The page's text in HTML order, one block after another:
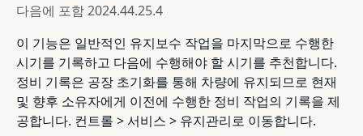
다음에 포함2024.44.25.4
이 기능은 일반적인 유지보수 작업을 마지막으로 수행한
시기를 기록하고 다음에 수행해야 할 시기를 추천합니다.
정비 기록은 공장 초기화를 통해 차량에 유지되므로 현재
및 향후 소유자에게 이전에 수행한 정비 작업의 기록을 제
공합니다. 컨트롤 > 서비스 > 유지관리로 이동합니다.